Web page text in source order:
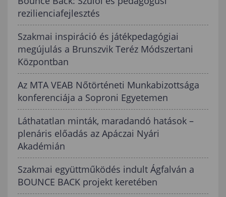
rezilienciafejlesztés
Szakmai inspiráció és játékpedagógiai
megújulás a Brunszvik Teréz Módszertani
Központban
Az MTA VEAB Nőtörténeti Munkabizottsága
konferenciája a Soproni Egyetemen
Láthatatlan minták, maradandó hatások –
plenáris előadás az Apáczai Nyári
Akadémián
Szakmai együttműködés indult Ágfalván a
BOUNCE BACK projekt keretében